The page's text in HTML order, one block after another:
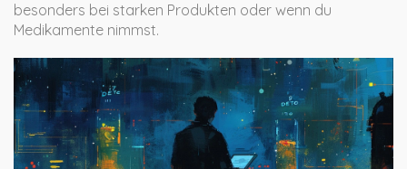
besonders bei starken Produkten oder wenn du
Medikamente nimmst.